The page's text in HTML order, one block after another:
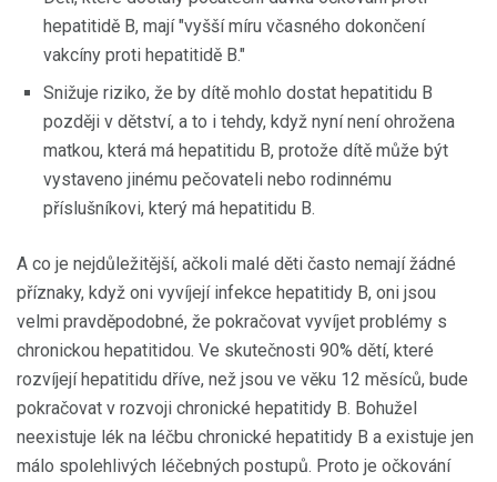
hepatitidě B, mají "vyšší míru včasného dokončení
vakcíny proti hepatitidě B."
Snižuje riziko, že by dítě mohlo dostat hepatitidu B
později v dětství, a to i tehdy, když nyní není ohrožena
matkou, která má hepatitidu B, protože dítě může být
vystaveno jinému pečovateli nebo rodinnému
příslušníkovi, který má hepatitidu B.
A co je nejdůležitější, ačkoli malé děti často nemají žádné
příznaky, když oni vyvíjejí infekce hepatitidy B, oni jsou
velmi pravděpodobné, že pokračovat vyvíjet problémy s
chronickou hepatitidou. Ve skutečnosti 90% dětí, které
rozvíjejí hepatitidu dříve, než jsou ve věku 12 měsíců, bude
pokračovat v rozvoji chronické hepatitidy B. Bohužel
neexistuje lék na léčbu chronické hepatitidy B a existuje jen
málo spolehlivých léčebných postupů. Proto je očkování